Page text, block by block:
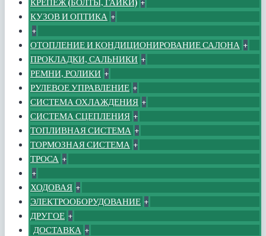
КРЕПЕЖ (БОЛТЫ, ГАЙКИ) +
КУЗОВ И ОПТИКА +
+
ОТОПЛЕНИЕ И КОНДИЦИОНИРОВАНИЕ САЛОНА +
ПРОКЛАДКИ, САЛЬНИКИ +
РЕМНИ, РОЛИКИ +
РУЛЕВОЕ УПРАВЛЕНИЕ +
СИСТЕМА ОХЛАЖДЕНИЯ +
СИСТЕМА СЦЕПЛЕНИЯ +
ТОПЛИВНАЯ СИСТЕМА +
ТОРМОЗНАЯ СИСТЕМА +
ТРОСА +
+
ХОДОВАЯ +
ЭЛЕКТРООБОРУДОВАНИЕ +
ДРУГОЕ +
ДОСТАВКА +